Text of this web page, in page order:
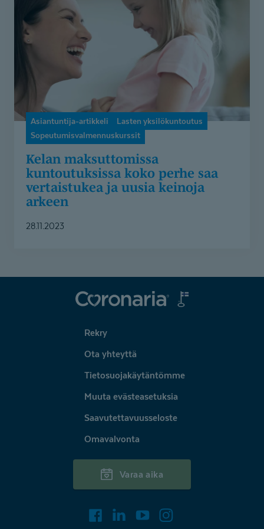
perhe
saa
arkeen
Asiantuntija-artikkeli
Lasten yksilökuntoutus
Sopeutumisvalmennuskurssit
Kelan maksuttomissa
kuntoutuksissa koko perhe saa
vertaistukea ja uusia keinoja
arkeen
28.11.2023
Coronaria
Rekry
Ota yhteyttä
Tietosuojakäytäntömme
Muuta evästeasetuksia
Saavutettavuusseloste
Omavalvonta
Varaa aika
FacebookLinkedInYoutube